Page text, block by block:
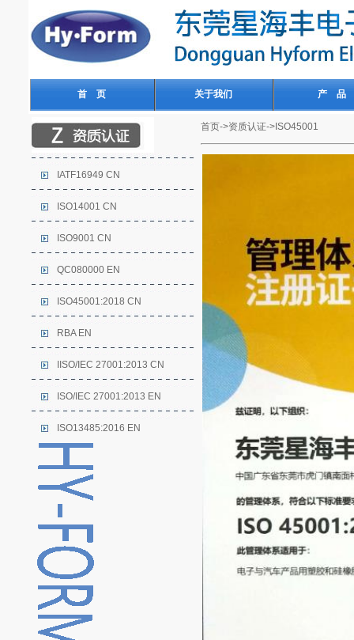
首 页 关于我们 产 品
IATF16949 CN
ISO14001 CN
ISO9001 CN
QC080000 EN
ISO45001:2018 CN
RBA EN
IISO/IEC 27001:2013 CN
ISO/IEC 27001:2013 EN
ISO13485:2016 EN
首页->资质认证->ISO45001